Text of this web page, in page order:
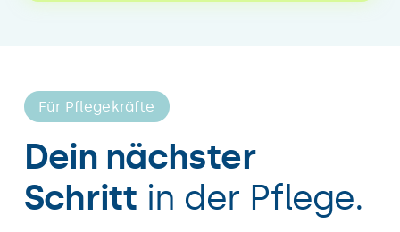
Für Pflegekräfte
Dein nächster
Schritt in der Pflege.